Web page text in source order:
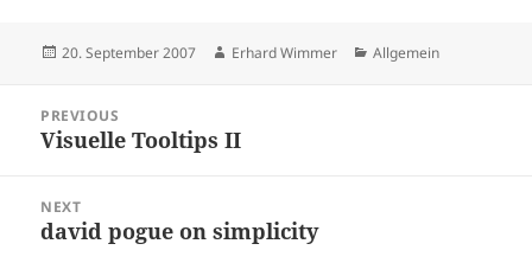
Posted
20. September 2007 Author
Erhard Wimmer Categories
Allgemein
navigation
PREVIOUS
Previous
Visuelle Tooltips II
NEXT
Next
david pogue on simplicity